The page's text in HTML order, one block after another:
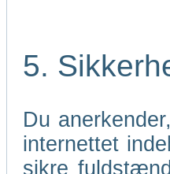
5.
Du
internettet
sikre